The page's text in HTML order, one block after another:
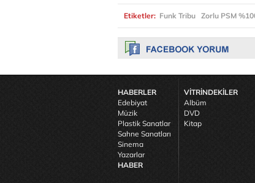
Etiketler: Funk Tribu Zorlu PSM
HABERLER
Edebiyat
Müzik
Plastik Sanatlar
Sahne Sanatları
Sinema
Yazarlar
HABER
VİTRİNDEKİLER
Albüm
DVD
Kitap